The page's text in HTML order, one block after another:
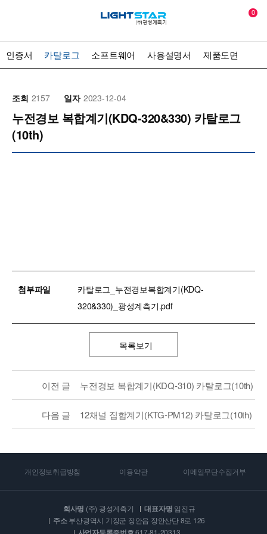
0
인증서 카탈로그 소프트웨어 사용설명서 제품도면
조회 2157 일자 2023-12-04
누전경보 복합계기(KDQ-320&330) 카탈로그
(10th)
첨부파일
카탈로그_누전경보복합계기(KDQ-
320&330)_광성계측기.pdf
목록보기
이전 글 누전경보 복합계기(KDQ-310) 카탈로그(10th)
다음 글 12채널 집합계기(KTG-PM12) 카탈로그(10th)
개인정보취급방침 이용약관 이메일무단수집거부
회사명 (주) 광성계측기 대표자명 임진규
주소부산광역시 기장군 장안읍 장안산단 8로 126
617-81-20313